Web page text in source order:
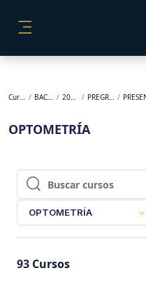
Cursos BACKUP 2026-1 PREGRADO
OPTOMETRÍA
Buscar cursos
Buscar cursos
OPTOMETRÍA
93 Cursos